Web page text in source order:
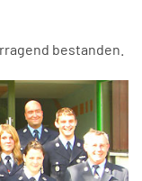
bestanden.